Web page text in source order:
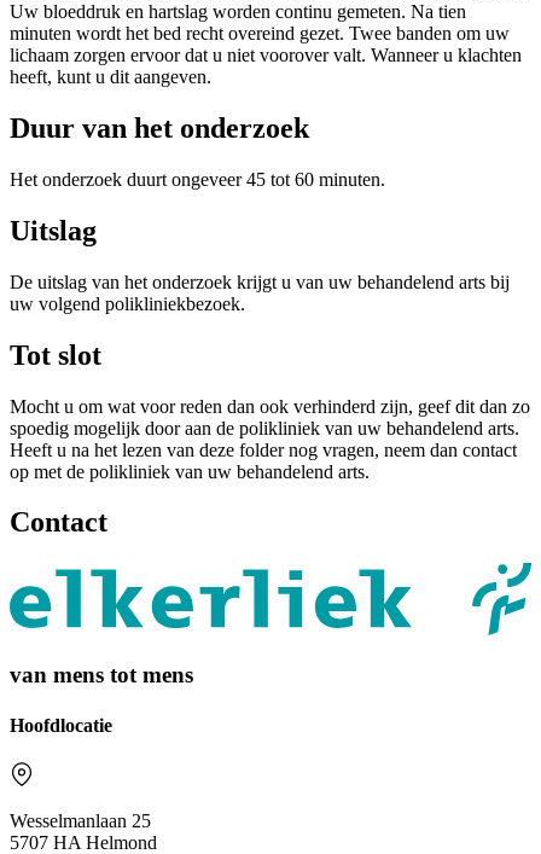
Uw bloeddruk en hartslag worden continu gemeten. Na tien
minuten wordt het bed recht overeind gezet. Twee banden om uw
lichaam zorgen ervoor dat u niet voorover valt. Wanneer u klachten
heeft, kunt u dit aangeven.
Duur van het onderzoek
Het onderzoek duurt ongeveer 45 tot 60 minuten.
Uitslag
De uitslag van het onderzoek krijgt u van uw behandelend arts bij
uw volgend polikliniekbezoek.
Tot slot
Mocht u om wat voor reden dan ook verhinderd zijn, geef dit dan zo
spoedig mogelijk door aan de polikliniek van uw behandelend arts.
Heeft u na het lezen van deze folder nog vragen, neem dan contact
op met de polikliniek van uw behandelend arts.
Contact
van mens tot mens
Hoofdlocatie
Wesselmanlaan 25
5707 HA Helmond